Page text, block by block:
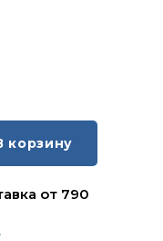
корзину
от 790